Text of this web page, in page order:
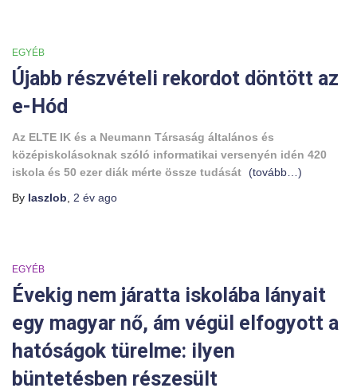
EGYÉB
Újabb részvételi rekordot döntött az
e-Hód
Az ELTE IK és a Neumann Társaság általános és
középiskolásoknak szóló informatikai versenyén idén 420
iskola és 50 ezer diák mérte össze tudását
(tovább…)
By laszlob, 2 év ago
EGYÉB
Évekig nem járatta iskolába lányait
egy magyar nő, ám végül elfogyott a
hatóságok türelme: ilyen
büntetésben részesült